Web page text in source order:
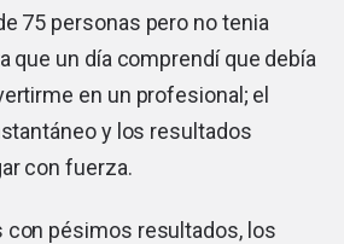
75 personas pero no tenia
que un día comprendí que debía
en un profesional; el
y los resultados
con fuerza.
con pésimos resultados, los